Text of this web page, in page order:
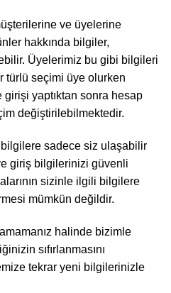
ve üyelerine
hakkında bilgiler,
Üyelerimiz bu gibi bilgileri
türlü seçimi üye olurken
yaptıktan sonra hesap
değiştirilebilmektedir.
sadece siz ulaşabilir
giriş bilgilerinizi güvenli
sizinle ilgili bilgilere
mümkün değildir.
halinde bizimle
sıfırlanmasını
tekrar yeni bilgilerinizle